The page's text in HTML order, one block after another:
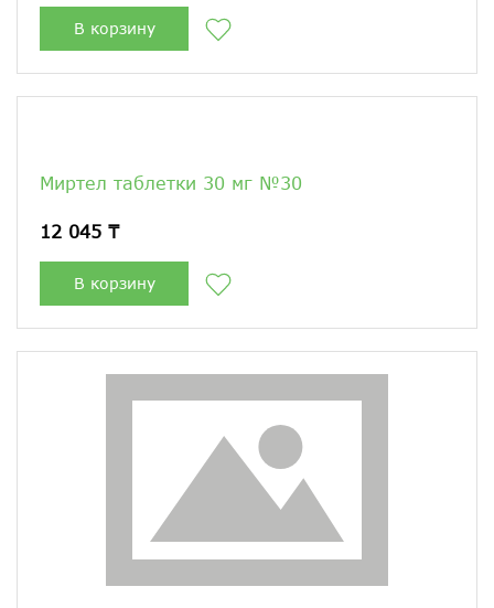
В корзину
Миртел таблетки 30 мг №30
12 045 ₸
В корзину